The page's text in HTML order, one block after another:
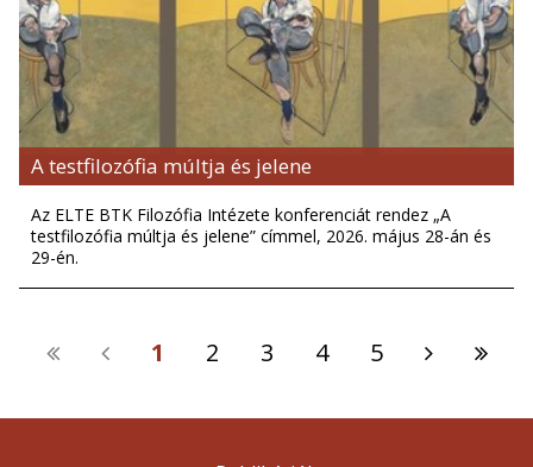
A testfilozófia múltja és jelene
Az ELTE BTK Filozófia Intézete konferenciát rendez „A
testfilozófia múltja és jelene” címmel, 2026. május 28-án és
29-én.
1 2 3 4 5